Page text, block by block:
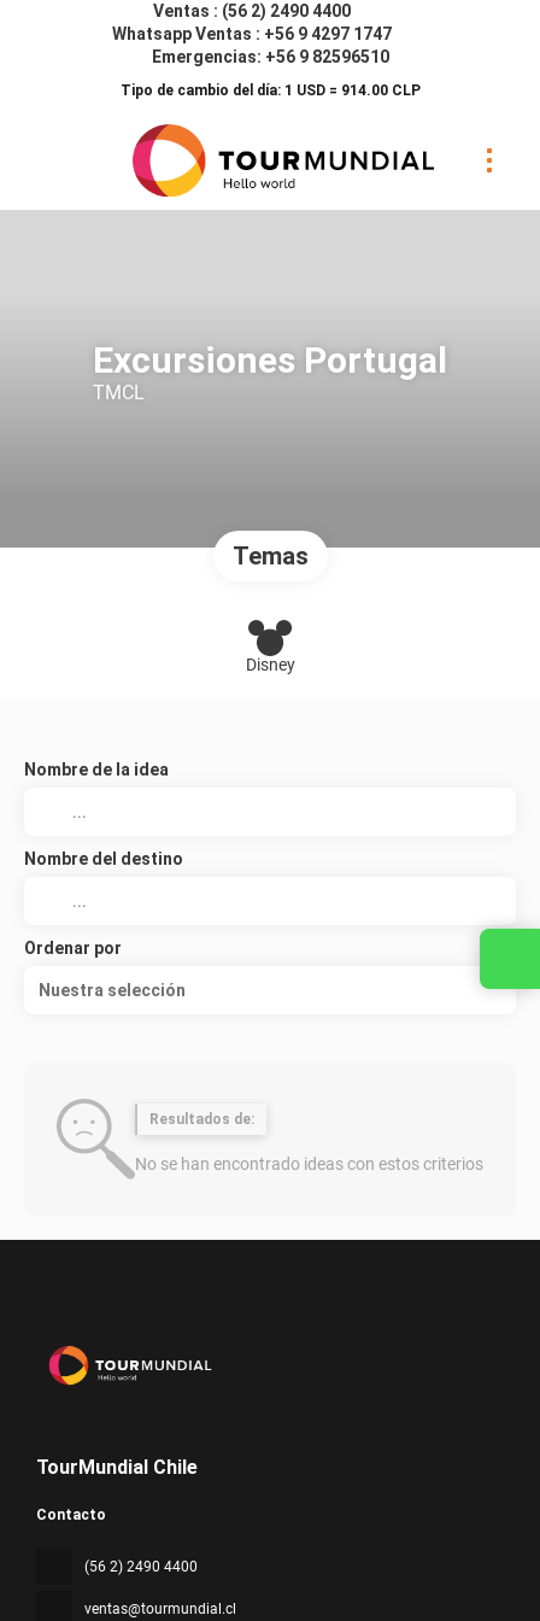
Ventas : (56 2) 2490 4400
Whatsapp Ventas : +56 9 4297 1747
Emergencias: +56 9 82596510
Tipo de cambio del día: 1 USD = 914.00 CLP
Excursiones Portugal
TMCL
Temas
Disney
Nombre de la idea
Nombre del destino
Ordenar por
Nuestra selección
Resultados de:
No se han encontrado ideas con estos criterios
TourMundial Chile
Contacto
(56 2) 2490 4400
ventas@tourmundial.cl